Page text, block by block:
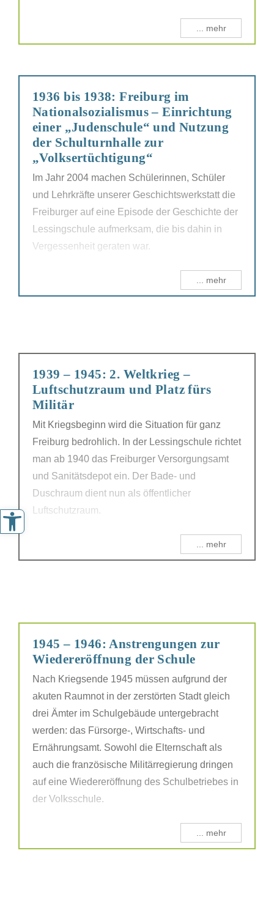
Werkzeugleiste öffnen
... mehr
1936 bis 1938: Freiburg im
Nationalsozialismus – Einrichtung
einer „Judenschule“ und Nutzung
der Schulturnhalle zur
„Volksertüchtigung“
Im Jahr 2004 machen Schülerinnen, Schüler
und Lehrkräfte unserer Geschichtswerkstatt die
Freiburger auf eine Episode der Geschichte der
Lessingschule aufmerksam, die bis dahin in
Vergessenheit geraten war.
... mehr
1939 – 1945: 2. Weltkrieg –
Luftschutzraum und Platz fürs
Militär
Mit Kriegsbeginn wird die Situation für ganz
Freiburg bedrohlich. In der Lessingschule richtet
man ab 1940 das Freiburger Versorgungsamt
und Sanitätsdepot ein. Der Bade- und
Duschraum dient nun als öffentlicher
Luftschutzraum.
... mehr
1945 – 1946: Anstrengungen zur
Wiedereröffnung der Schule
Nach Kriegsende 1945 müssen aufgrund der
akuten Raumnot in der zerstörten Stadt gleich
drei Ämter im Schulgebäude untergebracht
werden: das Fürsorge-, Wirtschafts- und
Ernährungsamt. Sowohl die Elternschaft als
auch die französische Militärregierung dringen
auf eine Wiedereröffnung des Schulbetriebes in
der Volksschule.
... mehr